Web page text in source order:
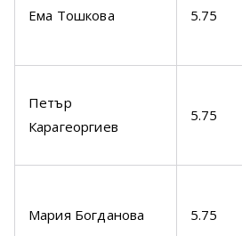
Ема Тошкова 5.75
Петър
Карагеоргиев
5.75
Мария Богданова 5.75